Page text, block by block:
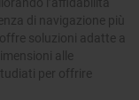
di navigazione più
soluzioni adatte a
alle
per offrire